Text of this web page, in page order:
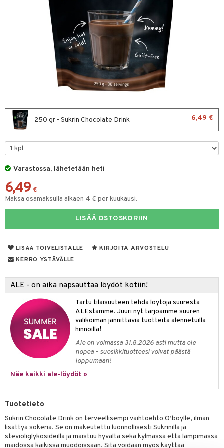
250 gr - Sukrin Chocolate Drink 6,49 €
Varastossa, lähetetään heti
6,49 €
Maksa osamaksulla alkaen 4 € per kuukausi.
LISÄÄ OSTOSKORIIN
LISÄÄ TOIVELISTALLE
KIRJOITA ARVOSTELU
KERRO YSTÄVÄLLE
ALE - on aika napsauttaa löydöt kotiin!
Tartu tilaisuuteen tehdä löytöjä suuresta
ALEstamme. Juuri nyt tarjoamme suuren
valikoiman jännittäviä tuotteita alennetuilla
hinnoilla!
Ale on voimassa 31.8.2026 asti mutta ole
nopea - suosikkituotteesi voivat päästä
loppumaan!
Näe kaikki ale-löydöt »
Tuotetieto
Sukrin Chocolate Drink on terveellisempi vaihtoehto O’boylle, ilman
lisättyä sokeria. Se on makeutettu luonnollisesti Sukrinilla ja
stevioliglykosideilla ja maistuu hyvältä sekä kylmässä että lämpimässä
maidossa kaikissa muodoissaan. Sitä voidaan myös käyttää
& kynnet
tuotteet
hoito
jalat
hoito
hoito
hoito
lihakset